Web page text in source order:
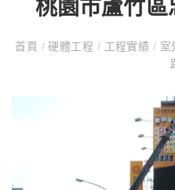
桃園市蘆竹
首頁 /硬體工程 / 工程實績 / 室